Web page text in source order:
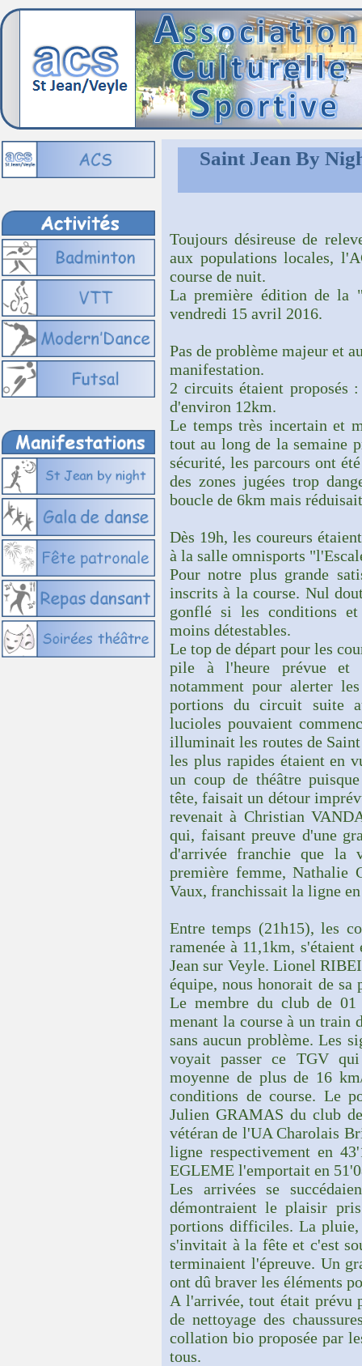
Saint Jean By
Toujours désireuse de
aux populations locales,
course de nuit.
La première édition de
vendredi 15 avril 2016.
Pas de problème majeur et
manifestation.
2 circuits étaient proposés
d'environ 12km.
Le temps très incertain et
tout au long de la semaine
sécurité, les parcours ont
des zones jugées trop
boucle de 6km mais
Dès 19h, les coureurs
à la salle omnisports
Pour notre plus grande
inscrits à la course. Nul
gonflé si les conditions et
moins détestables.
Le top de départ pour les
pile à l'heure prévue et
notamment pour alerter
portions du circuit suite
lucioles pouvaient
illuminait les routes de
les plus rapides étaient en
un coup de théâtre
tête, faisait un détour
revenait à Christian
qui, faisant preuve d'une
d'arrivée franchie que la
première femme, Nathalie
Vaux, franchissait la ligne
Entre temps (21h15), les
ramenée à 11,1km,
Jean sur Veyle. Lionel
équipe, nous honorait de
Le membre du club de 01
menant la course à un train
sans aucun problème. Les
voyait passer ce TGV
moyenne de plus de 16
conditions de course. Le
Julien GRAMAS du club
vétéran de l'UA Charolais
ligne respectivement en
EGLEME l'emportait en
Les arrivées se
démontraient le plaisir
portions difficiles. La pluie,
s'invitait à la fête et c'est
terminaient l'épreuve. Un
ont dû braver les éléments
A l'arrivée, tout était prévu
de nettoyage des
collation bio proposée par
tous.